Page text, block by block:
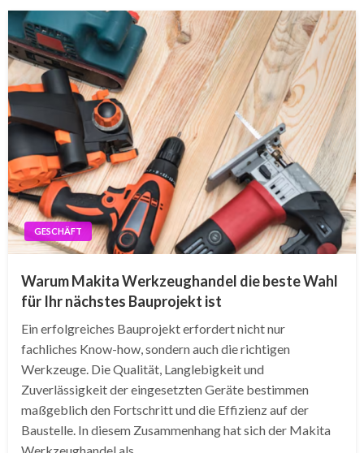
GESCHÄFT
Warum Makita Werkzeughandel die beste Wahl
für Ihr nächstes Bauprojekt ist
Ein erfolgreiches Bauprojekt erfordert nicht nur
fachliches Know-how, sondern auch die richtigen
Werkzeuge. Die Qualität, Langlebigkeit und
Zuverlässigkeit der eingesetzten Geräte bestimmen
maßgeblich den Fortschritt und die Effizienz auf der
Baustelle. In diesem Zusammenhang hat sich der Makita